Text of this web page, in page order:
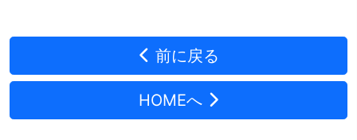
前に戻る
HOMEへ